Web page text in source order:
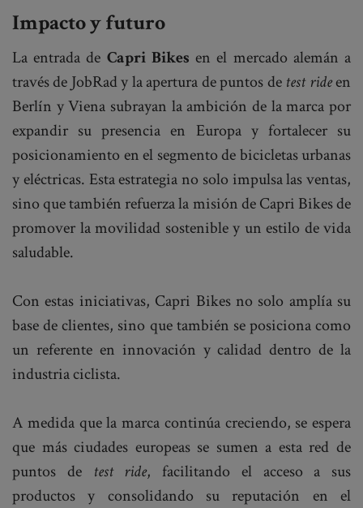
Impacto y futuro
La entrada de Capri Bikes en el mercado alemán a
través de JobRad y la apertura de puntos de test rideen
Berlín y Viena subrayan la ambición de la marca por
expandir su presencia en Europa y fortalecer su
posicionamiento en el segmento de bicicletas urbanas
y eléctricas. Esta estrategia no solo impulsa las ventas,
sino que también refuerza la misión de Capri Bikes de
promover la movilidad sostenible y un estilo de vida
saludable.
Con estas iniciativas, Capri Bikes no solo amplía su
base de clientes, sino que también se posiciona como
un referente en innovación y calidad dentro de la
industria ciclista.
A medida que la marca continúa creciendo, se espera
que más ciudades europeas se sumen a esta red de
puntos de test ride, facilitando el acceso a sus
productos y consolidando su reputación en el